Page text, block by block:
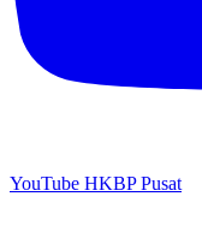
YouTube HKBP Pusat